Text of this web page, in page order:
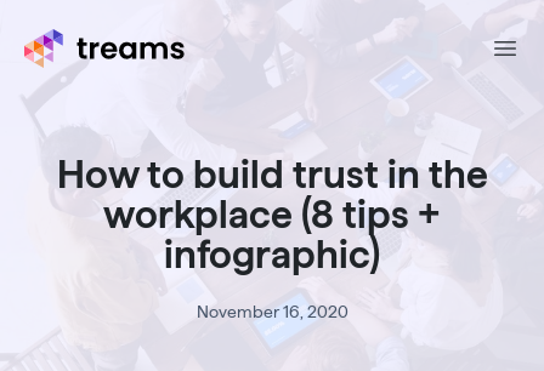
How to build trust in the
workplace (8 tips +
infographic)
November 16, 2020